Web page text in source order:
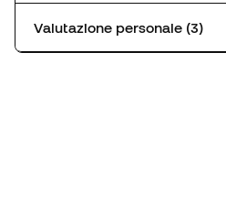
Valutazione personale (3)